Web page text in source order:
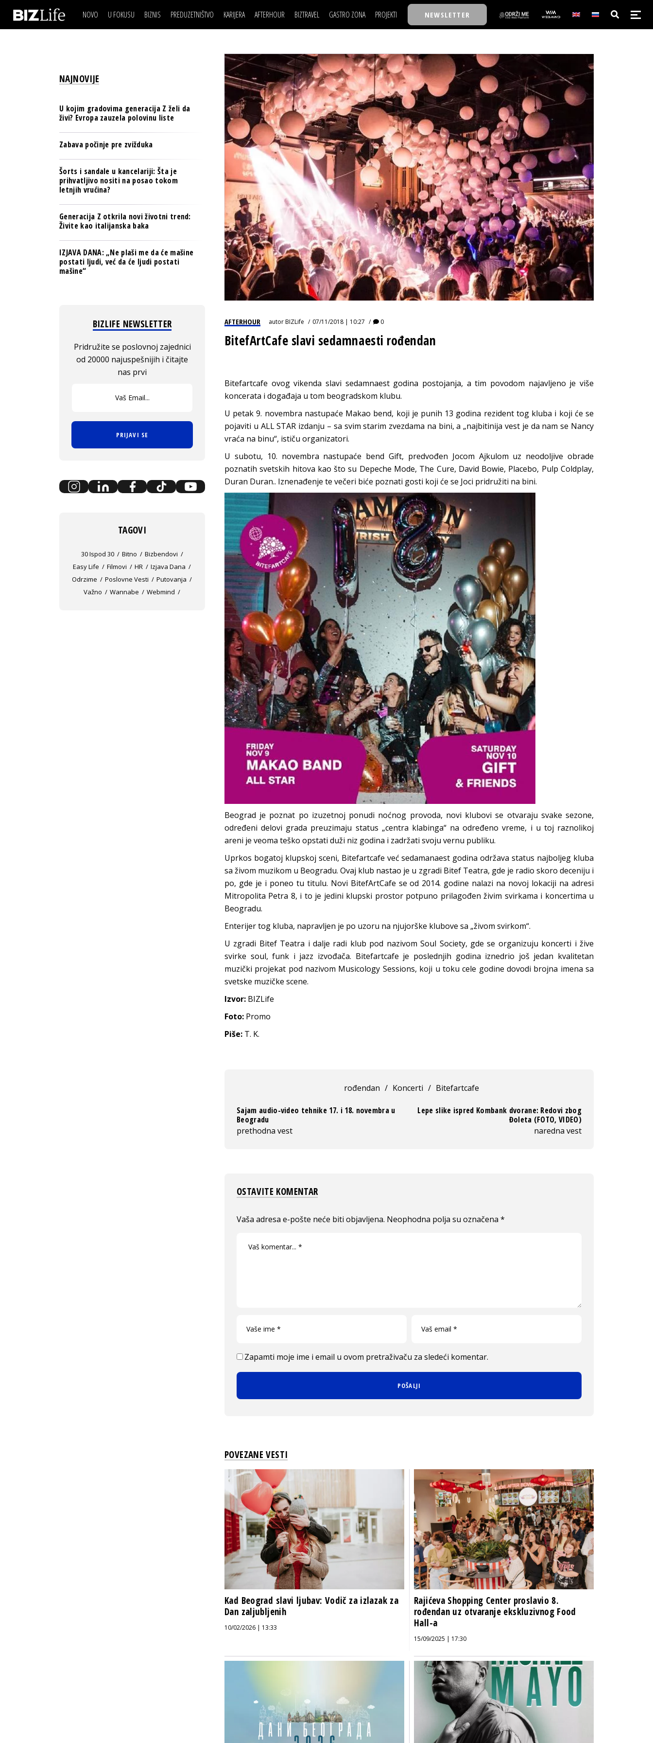
NOVO U FOKUSU BIZNIS
BREND I KOMUNIKACIJE
BANKE
OSIGURANJE
BIZNIS & SPORT
PULS REGIONA
NOVO NA RAFU
PREDUZETNIŠTVO KARIJERA
LJUDI (HR)
MOJ UGAO
USAVRŠAVANJE
KNOW-HOW
AFTERHOUR
KNJIGE
AUTO SVET
STIL
WELLBEING
BIZTRAVEL GASTRO ZONA PROJEKTI
TASTY TALKS
30 ISPOD 30
BACK TO OFFICE/SCHOOL
BIZBENDOVI
BIZKOLEGIJUM
BMW BIZNIS LIGA
BIZLIFE WEEK
IZJAVA GODINE
NEWSLETTER
IZJAVA DANABIZNIS SCENA
BREND I KOMUNIKACIJE
OSIGURANJE
TECH I AI
NOVO NA RAFU
POSAO
MOJ UGAO
USAVRŠAVANJE
KNOW-HOW
FILM I SCENA
AUTO SVET
STIL
WELLBEING
NAJKOLEGA
30 ISPOD 30
BACK TO OFFICE/SCHOOL
BIZBENDOVI
BIZKOLEGIJUM
BMW BIZNIS LIGA
BIZLIFE WEEK
IZJAVA GODINE
AFTERHOUR autorBIZLife 07/11/2018 | 10:27 0
BitefArtCafe slavi sedamnaesti rođendan
Bitefartcafe ovog vikenda slavi sedamnaest godina postojanja, a tim povodom najavljeno je više
koncerata i događaja u tom beogradskom klubu.
U petak 9. novembra nastupaće Makao bend, koji je punih 13 godina rezident tog kluba i koji će se
pojaviti u ALL STAR izdanju – sa svim starim zvezdama na bini, a „najbitinija vest je da nam se Nancy
vraća na binu“, ističu organizatori.
U subotu, 10. novembra nastupaće bend Gift, predvođen Jocom Ajkulom uz neodoljive obrade
poznatih svetskih hitova kao što su Depeche Mode, The Cure, David Bowie, Placebo, Pulp Coldplay,
Duran Duran.. Iznenađenje te večeri biće poznati gosti koji će se Joci pridružiti na bini.
Beograd je poznat po izuzetnoj ponudi noćnog provoda, novi klubovi se otvaraju svake sezone,
određeni delovi grada preuzimaju status „centra klabinga“ na određeno vreme, i u toj raznolikoj
areni je veoma teško opstati duži niz godina i zadržati svoju vernu publiku.
Uprkos bogatoj klupskoj sceni, Bitefartcafe već sedamanaest godina održava status najboljeg kluba
sa živom muzikom u Beogradu. Ovaj klub nastao je u zgradi Bitef Teatra, gde je radio skoro deceniju i
po, gde je i poneo tu titulu. Novi BitefArtCafe se od 2014. godine nalazi na novoj lokaciji na adresi
Mitropolita Petra 8, i to je jedini klupski prostor potpuno prilagođen živim svirkama i koncertima u
Beogradu.
Enterijer tog kluba, napravljen je po uzoru na njujorške klubove sa „živom svirkom“.
U zgradi Bitef Teatra i dalje radi klub pod nazivom Soul Society, gde se organizuju koncerti i žive
svirke soul, funk i jazz izvođača. Bitefartcafe je poslednjih godina iznedrio još jedan kvalitetan
muzički projekat pod nazivom Musicology Sessions, koji u toku cele godine dovodi brojna imena sa
svetske muzičke scene.
Izvor: BIZLife
Foto: Promo
Piše: T. K.
rođendan / Koncerti / Bitefartcafe
Sajam audio-video tehnike 17. i 18. novembra u
Beogradu
prethodna vest
Lepe slike ispred Kombank dvorane: Redovi zbog
Đoleta (FOTO, VIDEO)
naredna vest
OSTAVITE KOMENTAR
Vaša adresa e-pošte neće biti objavljena. Neophodna polja su označena *
Zapamti moje ime i email u ovom pretraživaču za sledeći komentar.
POVEZANE VESTI
Kad Beograd slavi ljubav: Vodič za izlazak za
Dan zaljubljenih
10/02/2026 | 13:33
Rajićeva Shopping Center proslavio 8.
rođendan uz otvaranje ekskluzivnog Food
Hall-a
15/09/2025 | 17:30
NAJNOVIJE
U kojim gradovima generacija Z želi da
živi? Evropa zauzela polovinu liste
Zabava počinje pre zvižduka
Šorts i sandale u kancelariji: Šta je
prihvatljivo nositi na posao tokom
letnjih vrućina?
Generacija Z otkrila novi životni trend:
Živite kao italijanska baka
IZJAVA DANA: „Ne plaši me da će mašine
postati ljudi, već da će ljudi postati
mašine“
BIZLIFE NEWSLETTER
Pridružite se poslovnoj zajednici
od 20000 najuspešnijih i čitajte
nas prvi
PRIJAVI SE
TAGOVI
30 Ispod 30 Bitno
Bizbendovi
Easy Life
Filmovi HR
Izjava Dana
Odrzime
Poslovne Vesti
Putovanja
Važno
Wannabe Webmind